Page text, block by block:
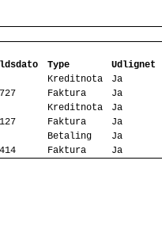
Type Udlignet
Kreditnota Ja
Faktura Ja
Kreditnota Ja
Faktura Ja
Betaling
Ja
Faktura Ja